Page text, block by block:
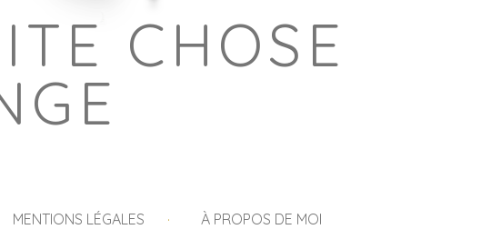
CHOSE
MENTIONS LÉGALES À PROPOS DE MOI